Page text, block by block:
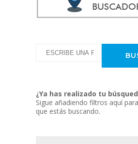
¿Ya has realizado tu
Sigue añadiendo filtros aquí
que estás buscando.